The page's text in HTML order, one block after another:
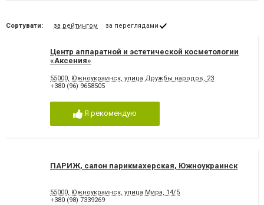
Сортувати: за рейтингом за переглядами
Центр аппаратной и эстетической косметологии
«Аксения»
55000, Южноукраинск, улица Дружбы народов, 23
+380 (96) 9658505
Я рекомендую
ПАРИЖ, салон парикмахерская, Южноукраинск
55000, Южноукраинск, улица Мира, 14/5
+380 (98) 7339269